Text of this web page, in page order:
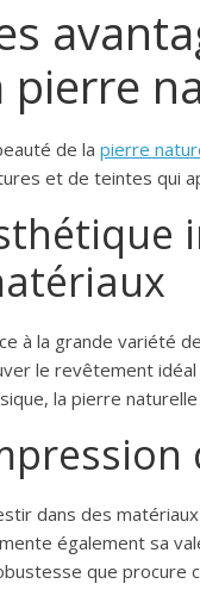
pierre
de la pierre
et de teintes qui
à la grande variété
le revêtement
la pierre
dans des
également sa
que procure